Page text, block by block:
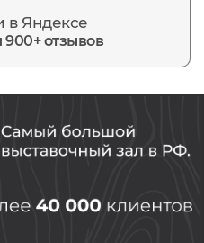
в Яндексе
900+ отзывов